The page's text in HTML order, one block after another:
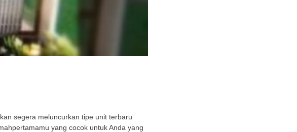
segera meluncurkan tipe unit terbaru
yang cocok untuk Anda yang